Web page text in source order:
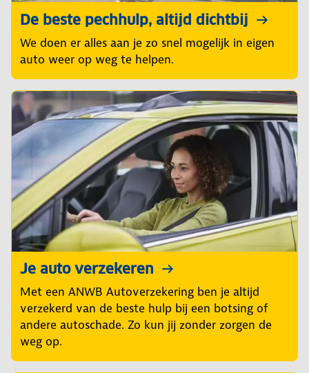
De beste pechhulp, altijd dichtbij
We doen er alles aan je zo snel mogelijk in eigen
auto weer op weg te helpen.
Je auto verzekeren
Met een ANWB Autoverzekering ben je altijd
verzekerd van de beste hulp bij een botsing of
andere autoschade. Zo kun jij zonder zorgen de
weg op.